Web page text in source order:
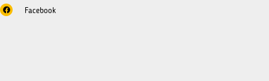
Facebook